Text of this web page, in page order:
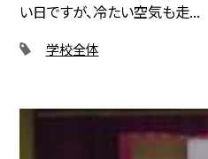
い日ですが、冷たい空気も走...
学校全体